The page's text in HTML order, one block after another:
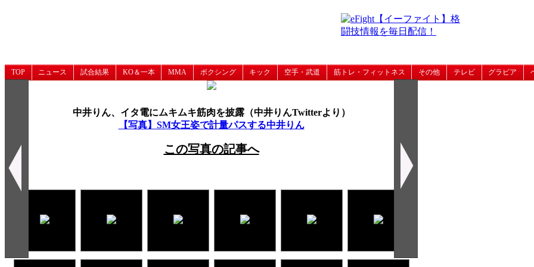
TOP ニュース 試合結果 KO＆一本 MMA ボクシング キック 空手・武道 筋トレ・フィットネス その他 テレビ グラビア
中井りん、イタ電にムキムキ筋肉を披露（中井りんTwitterより）
【写真】SM女王姿で計量パスする中井りん
この写真の記事へ